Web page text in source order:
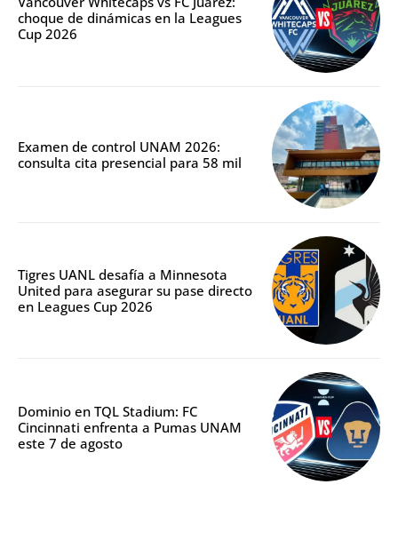
choque de dinámicas en la Leagues
Cup 2026
Examen de control UNAM 2026:
consulta cita presencial para 58 mil
Tigres UANL desafía a Minnesota
United para asegurar su pase directo
en Leagues Cup 2026
Dominio en TQL Stadium: FC
Cincinnati enfrenta a Pumas UNAM
este 7 de agosto